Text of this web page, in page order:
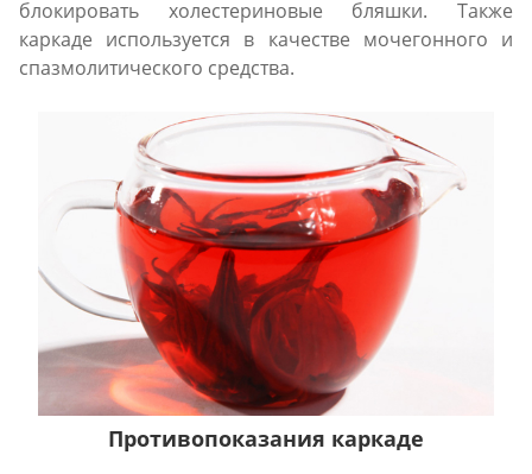
блокировать холестериновые бляшки. Также
каркаде используется в качестве мочегонного и
спазмолитического средства.
Противопоказания каркаде